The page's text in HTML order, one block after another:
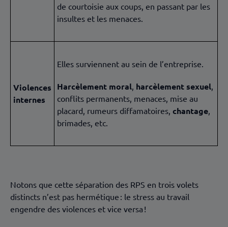
de courtoisie aux coups, en passant par les
insultes et les menaces.
Violences
internes
Elles surviennent au sein de l’entreprise.
Harcèlement moral, harcèlement sexuel,
conflits permanents, menaces, mise au
placard, rumeurs diffamatoires, chantage,
brimades, etc.
Notons que cette séparation des RPS en trois volets
distincts n’est pas hermétique : le stress au travail
engendre des violences et vice versa !